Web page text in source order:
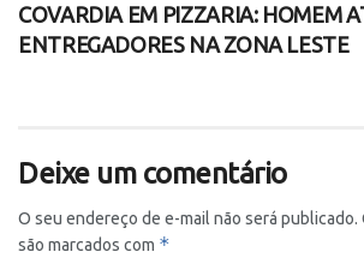
COVARDIA EM PIZZARIA: HOMEM
ENTREGADORES NA ZONA LESTE
Deixe um comentário
O seu endereço de e-mail não será publicado.
são marcados com *